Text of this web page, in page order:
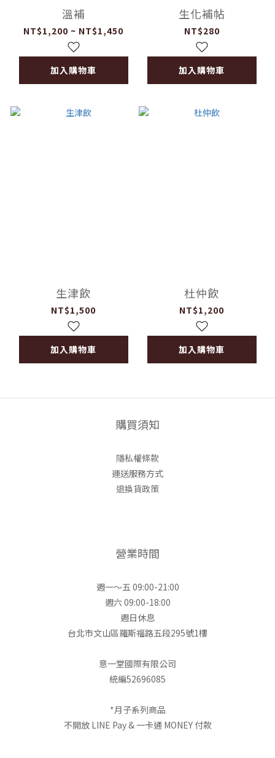
溫補
NT$1,200 ~ NT$1,450
加入購物車
生化補帖
NT$280
加入購物車
生津飲
NT$1,500
加入購物車
杜仲飲
NT$1,200
加入購物車
購買須知
隱私權條款
運送服務方式
退換貨政策
營業時間
週一～五 09:00-21:00
週六 09:00-18:00
週日休息
台北市文山區羅斯福路五段295號1樓
意一堂國際有限公司
統編52696085
*月子系列商品
不開放 LINE Pay & 一卡通 MONEY 付款